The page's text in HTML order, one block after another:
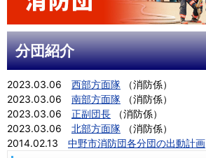
分団紹介
2023.03.06 西部方面隊 （消防係）
2023.03.06
南部方面隊 （消防係）
2023.03.06
正副団長 （消防係）
2023.03.06
北部方面隊 （消防係）
2014.02.13
中野市消防団各分団の出動計画